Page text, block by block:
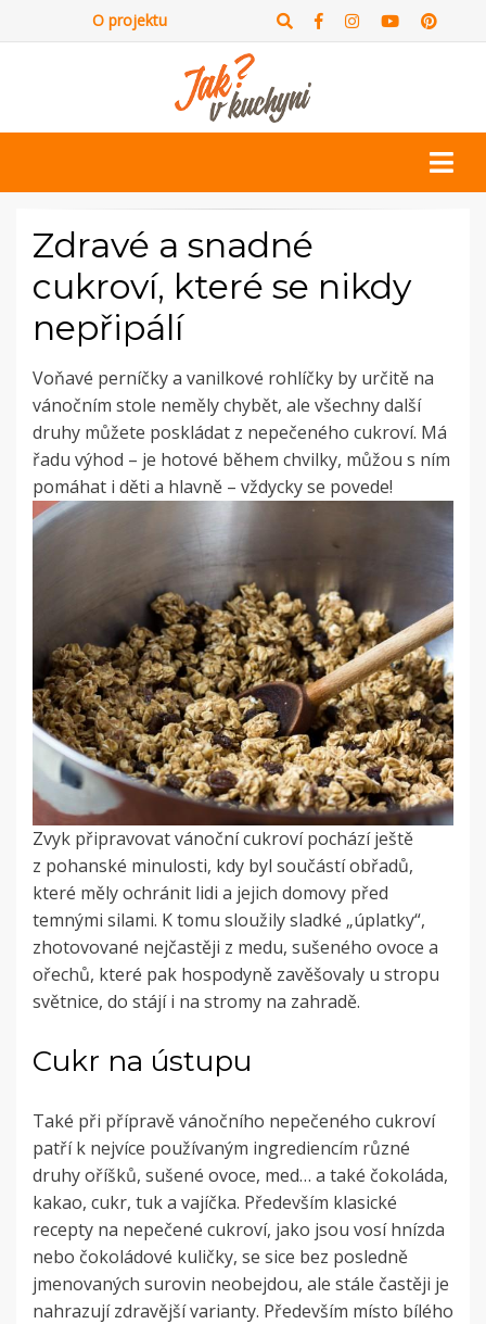
O projektu
Zdravé a snadné
cukroví, které se nikdy
nepřipálí
Voňavé perníčky a vanilkové rohlíčky by určitě na
vánočním stole neměly chybět, ale všechny další
druhy můžete poskládat z nepečeného cukroví. Má
řadu výhod – je hotové během chvilky, můžou s ním
pomáhat i děti a hlavně – vždycky se povede!
Zvyk připravovat vánoční cukroví pochází ještě
z pohanské minulosti, kdy byl součástí obřadů,
které měly ochránit lidi a jejich domovy před
temnými silami. K tomu sloužily sladké „úplatky“,
zhotovované nejčastěji z medu, sušeného ovoce a
ořechů, které pak hospodyně zavěšovaly u stropu
světnice, do stájí i na stromy na zahradě.
Cukr na ústupu
Také při přípravě vánočního nepečeného cukroví
patří k nejvíce používaným ingrediencím různé
druhy oříšků, sušené ovoce, med… a také čokoláda,
kakao, cukr, tuk a vajíčka. Především klasické
recepty na nepečené cukroví, jako jsou vosí hnízda
nebo čokoládové kuličky, se sice bez posledně
jmenovaných surovin neobejdou, ale stále častěji je
nahrazují zdravější varianty. Především místo bílého